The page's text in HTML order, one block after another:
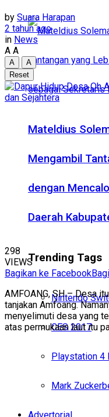
Mateldius
Mengambil
dengan
Daerah
Trending Tags
Nintendo
CES 2017
Playstation 4
Mark
Advertorial
by Suara Harapan
2 tahun ago
in News
A A
A
A
Reset
298
VIEWS
Bagikan ke Facebook
AMFOANG, SH – Desa
tanjakan Amfoang.
menyelimuti desa yang
atas permukaan laut itu